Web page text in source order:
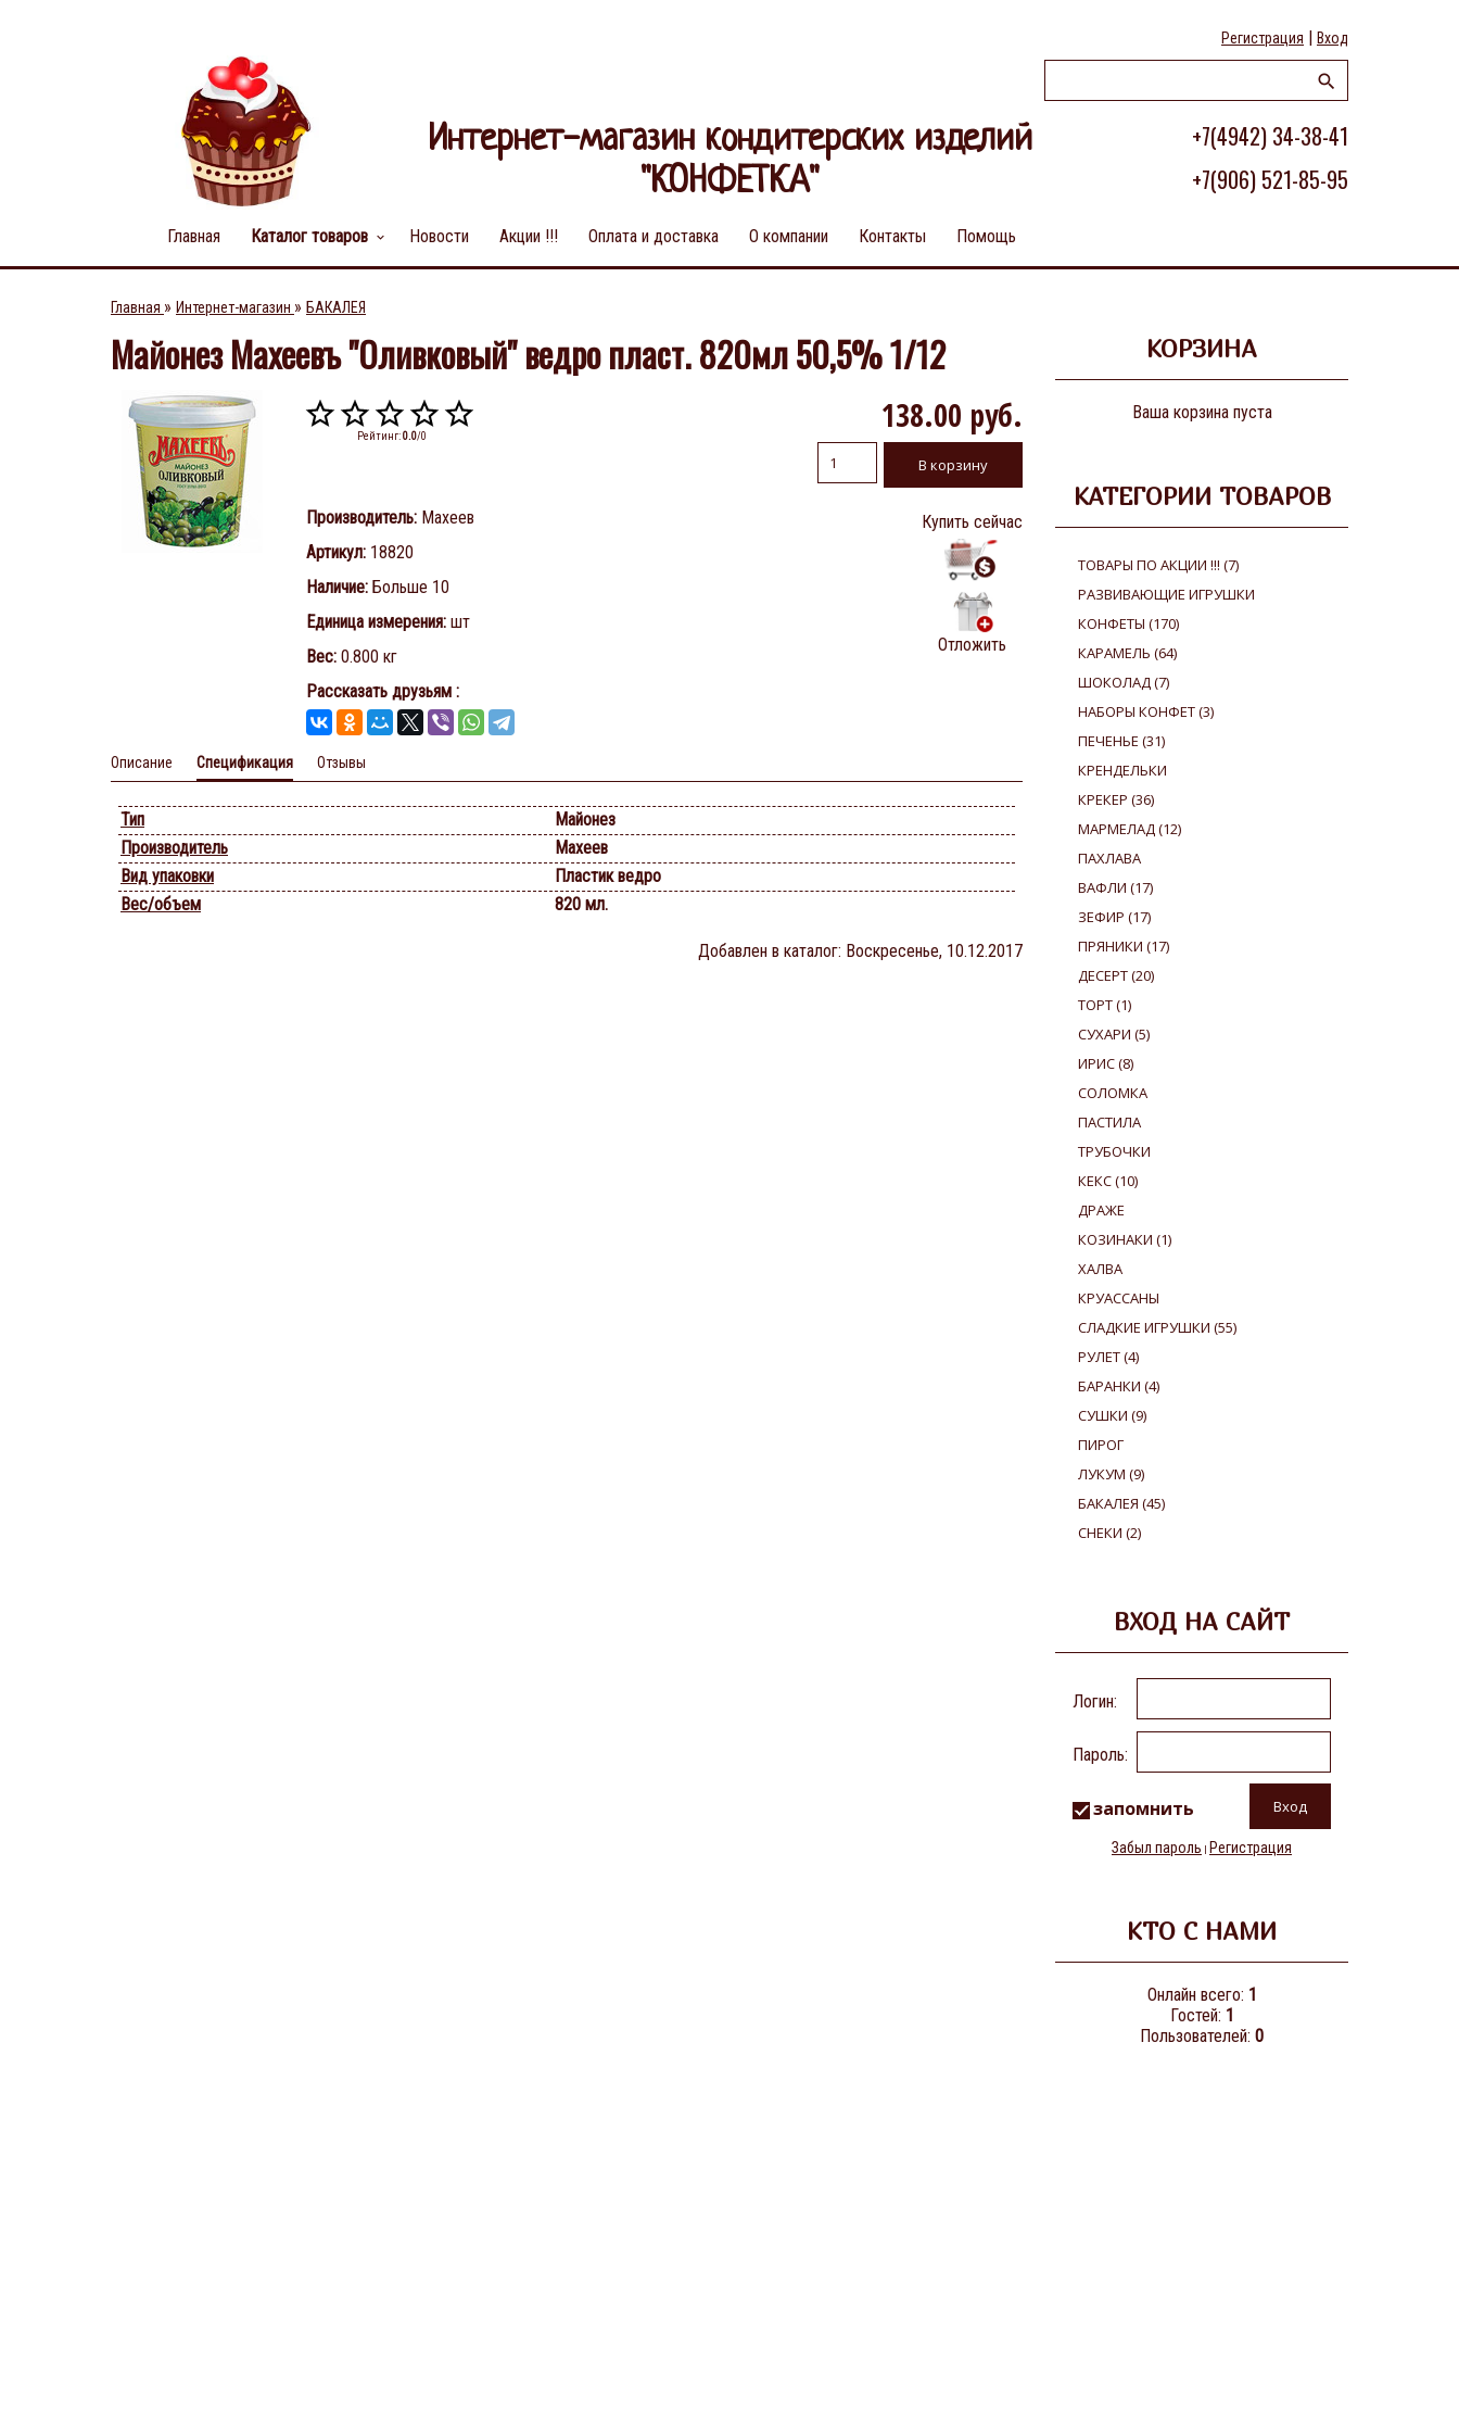
Регистрация | Вход
Интернет-магазин кондитерских изделий
"КОНФЕТКА"
+7(4942) 34-38-41
+7(906) 521-85-95
Главная Каталог товаров keyboard_arrow_down Новости Акции !!! Оплата и доставка О компании Контакты Помощь
Главная » Интернет-магазин » БАКАЛЕЯ
Майонез Махеевъ "Оливковый" ведро пласт. 820мл 50,5% 1/12
Рейтинг:0.0/0
138.00 руб.
Производитель: Махеев
Артикул: 18820
Наличие: Больше 10
Единица измерения: шт
Вес: 0.800 кг
Рассказать друзьям :
Купить сейчас
Отложить
Описание Спецификация Отзывы
Тип
Майонез
Производитель
Махеев
Вид упаковки
Пластик ведро
Вес/объем
820 мл.
Добавлен в каталог: Воскресенье, 10.12.2017
КОРЗИНА
Ваша корзина пуста
КАТЕГОРИИ ТОВАРОВ
ТОВАРЫ ПО АКЦИИ !!! (7)
РАЗВИВАЮЩИЕ ИГРУШКИ
КОНФЕТЫ (170)
КАРАМЕЛЬ (64)
ШОКОЛАД(7)
НАБОРЫ КОНФЕТ(3)
ПЕЧЕНЬЕ (31)
КРЕНДЕЛЬКИ
КРЕКЕР (36)
МАРМЕЛАД(12)
ПАХЛАВА
ВАФЛИ (17)
ЗЕФИР (17)
ПРЯНИКИ (17)
ДЕСЕРТ(20)
ТОРТ(1)
СУХАРИ (5)
ИРИС(8)
СОЛОМКА
ПАСТИЛА
ТРУБОЧКИ
КЕКС(10)
ДРАЖЕ
КОЗИНАКИ (1)
ХАЛВА
КРУАССАНЫ
СЛАДКИЕ ИГРУШКИ (55)
РУЛЕТ(4)
БАРАНКИ (4)
СУШКИ (9)
ПИРОГ
ЛУКУМ (9)
БАКАЛЕЯ (45)
СНЕКИ (2)
ВХОД НА САЙТ
Логин:
Пароль:
запомнить
Забыл пароль | Регистрация
КТО С НАМИ
Онлайн всего: 1
Гостей: 1
Пользователей: 0